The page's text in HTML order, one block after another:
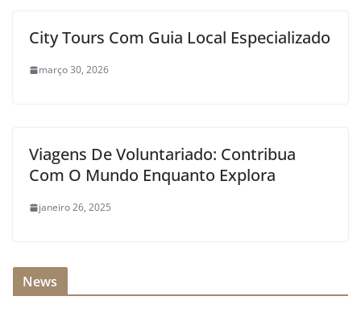
City Tours Com Guia Local Especializado
março 30, 2026
Viagens De Voluntariado: Contribua
Com O Mundo Enquanto Explora
janeiro 26, 2025
News